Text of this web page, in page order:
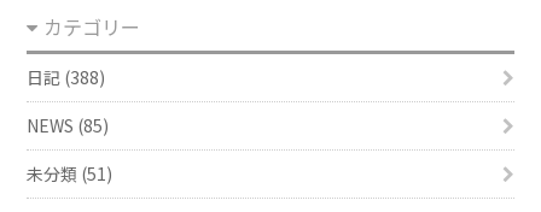
イ
ブ
カテゴリー
日記 (388)
NEWS (85)
未分類 (51)